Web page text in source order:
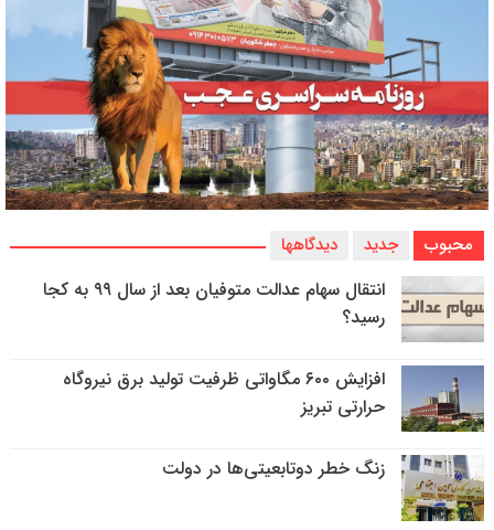
محبوب جدید دیدگاهها
انتقال سهام عدالت متوفیان بعد از سال ۹۹ به کجا
رسید؟
افزایش ۶۰۰ مگاواتی ظرفیت تولید برق نیروگاه
حرارتی تبریز
زنگ خطر دوتابعیتی‌ها در دولت